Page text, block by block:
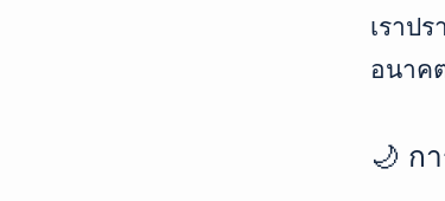
เราป
อนาค
🌙 ก